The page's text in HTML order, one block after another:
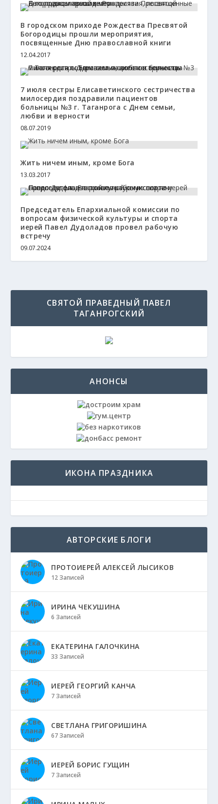
В городском приходе Рождества Пресвятой
Богородицы прошли мероприятия,
посвященные Дню православной книги
12.04.2017
7 июля сестры Елисаветинского сестричества
милосердия поздравили пациентов
больницы №3 г. Таганрога с Днем семьи,
любви и верности
08.07.2019
Жить ничем иным, кроме Бога
13.03.2017
Председатель Епархиальной комиссии по
вопросам физической культуры и спорта
иерей Павел Дудоладов провел рабочую
встречу
09.07.2024
СВЯТОЙ ПРАВЕДНЫЙ ПАВЕЛ
ТАГАНРОГСКИЙ
АНОНСЫ
ИКОНА ПРАЗДНИКА
АВТОРСКИЕ БЛОГИ
ПРОТОИЕРЕЙ АЛЕКСЕЙ ЛЫСИКОВ
12 Записей
ИРИНА ЧЕКУШИНА
6 Записей
ЕКАТЕРИНА ГАЛОЧКИНА
33 Записей
ИЕРЕЙ ГЕОРГИЙ КАНЧА
7 Записей
СВЕТЛАНА ГРИГОРИШИНА
67 Записей
ИЕРЕЙ БОРИС ГУЩИН
7 Записей